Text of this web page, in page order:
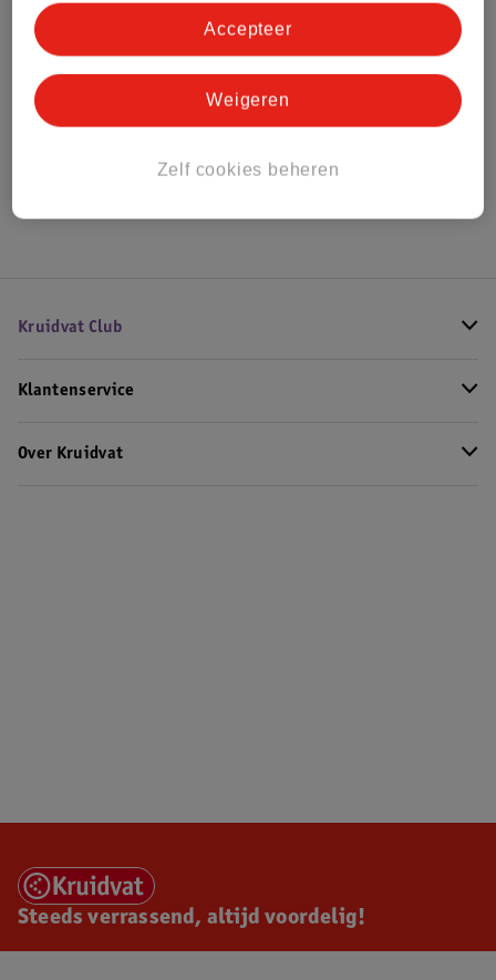
Bekijk ook
Alle Babynestjes
Kruidvat Club
Klantenservice
Over Kruidvat
Steeds verrassend, altijd voordelig!
Zelf cookies beheren
Weigeren
Accepteer